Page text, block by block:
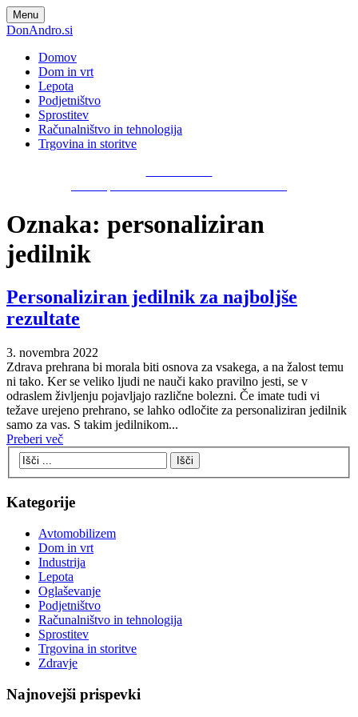
Skip
to
Menu
DonAndro.si
Domov
Dom in vrt
Lepota
Podjetništvo
Sprostitev
Računalništvo in tehnologija
Trgovina in storitve
Oznaka: personaliziran
jedilnik
Personaliziran jedilnik za najboljše
rezultate
3. novembra 2022
Zdrava prehrana bi morala biti osnova za vsakega, a na žalost temu
ni tako. Ker se veliko ljudi ne nauči kako pravilno jesti, se v
odraslem življenju pojavljajo različne bolezni. Če imate tudi vi
težave urejeno prehrano, se lahko odločite za personaliziran jedilnik
samo za vas. S takim jedilnikom...
Preberi več
Kategorije
Avtomobilizem
Dom in vrt
Industrija
Lepota
Oglaševanje
Podjetništvo
Računalništvo in tehnologija
Sprostitev
Trgovina in storitve
Zdravje
Najnovejši prispevki